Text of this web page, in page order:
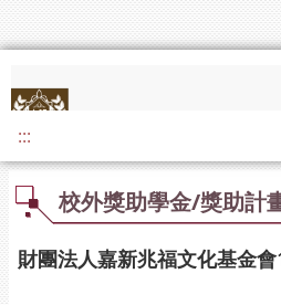
:::
校外獎助學金/獎助計
財團法人嘉新兆福文化基金